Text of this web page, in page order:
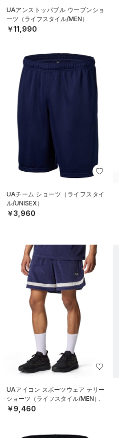
UAアンストッパブル ウーブンショ
ーツ（ライフスタイル/MEN）
￥11,990
UAチーム ショーツ（ライフスタイ
ル/UNISEX）
￥3,960
UAアイコン スポーツウェア テリー
ショーツ（ライフスタイル/MEN）
￥9,460